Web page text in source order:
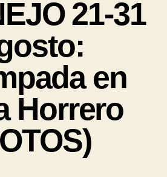
21-31
en
Horrero